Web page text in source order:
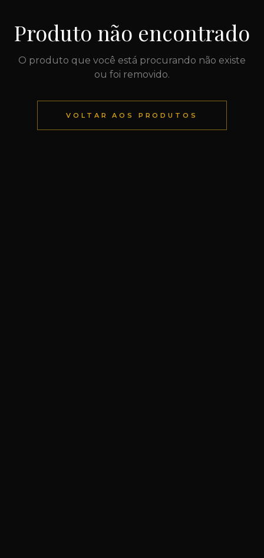
Produto não encontrado
O produto que você está procurando não existe
ou foi removido.
VOLTAR AOS PRODUTOS